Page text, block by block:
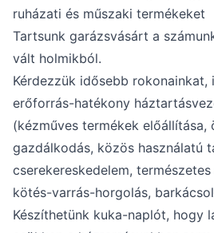
ruházati és műszaki termékeket
Tartsunk garázsvásárt a
vált holmikból.
Kérdezzük idősebb rokonainkat,
erőforrás-hatékony
(kézműves termékek előállítása,
gazdálkodás, közös használatú
cserekereskedelem,
kötés-varrás-horgolás,
Készíthetünk kuka-naplót, hogy